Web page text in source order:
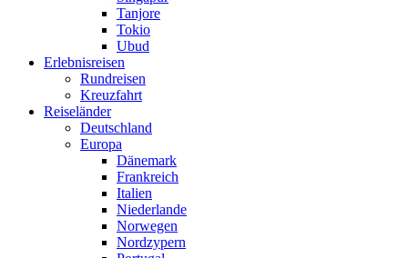
Tanjore
Tokio
Ubud
Erlebnisreisen
Rundreisen
Kreuzfahrt
Reiseländer
Deutschland
Europa
Dänemark
Frankreich
Italien
Niederlande
Norwegen
Nordzypern